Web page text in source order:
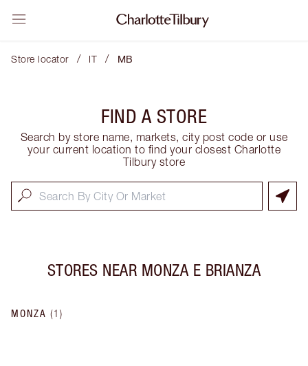
Store locator / IT / MB
FIND A STORE
Search by store name, markets, city post code or use
your current location to find your closest Charlotte
Tilbury store
STORES NEAR MONZA E BRIANZA
MONZA (1)